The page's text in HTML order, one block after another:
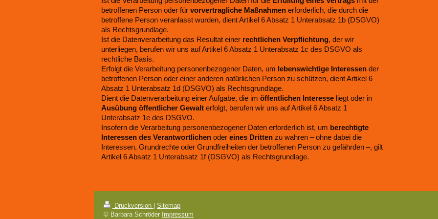
betroffenen Person oder für vorvertragliche Maßnahmen erforderlich, die durch die
betroffene Person veranlasst wurden, dient Artikel 6 Absatz 1 Unterabsatz 1b (DSGVO)
als Rechtsgrundlage.
Ist die Datenverarbeitung das Resultat einer rechtlichen Verpflichtung, der wir
unterliegen, berufen wir uns auf Artikel 6 Absatz 1 Unterabsatz 1c des DSGVO als
rechtliche Basis.
Erfolgt die Verarbeitung personenbezogener Daten, um lebenswichtige Interessen der
betroffenen Person oder einer anderen natürlichen Person zu schützen, dient Artikel 6
Absatz 1 Unterabsatz 1d (DSGVO) als Rechtsgrundlage.
Dient die Datenverarbeitung einer Aufgabe, die im öffentlichen Interesse liegt oder in
Ausübung öffentlicher Gewalt erfolgt, berufen wir uns auf Artikel 6 Absatz 1
Unterabsatz 1e des DSGVO.
Insofern die Verarbeitung personenbezogener Daten erforderlich ist, um berechtigte
Interessen des Verantwortlichen oder eines Dritten zu wahren – ohne dabei die
Interessen, Grundrechte oder Grundfreiheiten der betroffenen Person zu gefährden –, gilt
Artikel 6 Absatz 1 Unterabsatz 1f (DSGVO) als Rechtsgrundlage.
Druckversion | Sitemap
© Barbara Schröder Impressum